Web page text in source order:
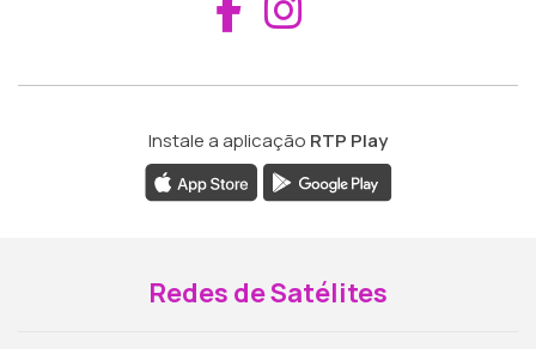
Instale a aplicação RTP Play
Redes de Satélites